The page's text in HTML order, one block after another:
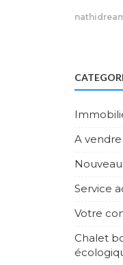
A vendre
Service
Votre
Chalet